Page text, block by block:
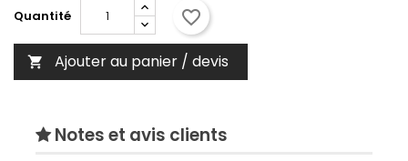
Quantité favorite_border
 Ajouter au panier / devis
Notes et avis clients